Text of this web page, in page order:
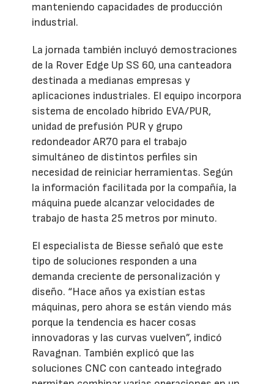
manteniendo capacidades de producción
industrial.
La jornada también incluyó demostraciones
de la Rover Edge Up SS 60, una canteadora
destinada a medianas empresas y
aplicaciones industriales. El equipo incorpora
sistema de encolado híbrido EVA/PUR,
unidad de prefusión PUR y grupo
redondeador AR70 para el trabajo
simultáneo de distintos perfiles sin
necesidad de reiniciar herramientas. Según
la información facilitada por la compañía, la
máquina puede alcanzar velocidades de
trabajo de hasta 25 metros por minuto.
El especialista de Biesse señaló que este
tipo de soluciones responden a una
demanda creciente de personalización y
diseño. “Hace años ya existían estas
máquinas, pero ahora se están viendo más
porque la tendencia es hacer cosas
innovadoras y las curvas vuelven”, indicó
Ravagnan. También explicó que las
soluciones CNC con canteado integrado